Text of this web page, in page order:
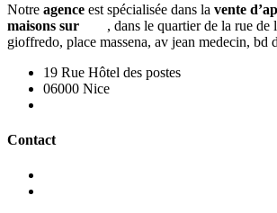
Notre agence est spécialisée dans la vente
maisons sur
, dans le quartier de la rue de
gioffredo, place massena, av jean medecin, bd
19 Rue Hôtel des postes
06000 Nice
Contact